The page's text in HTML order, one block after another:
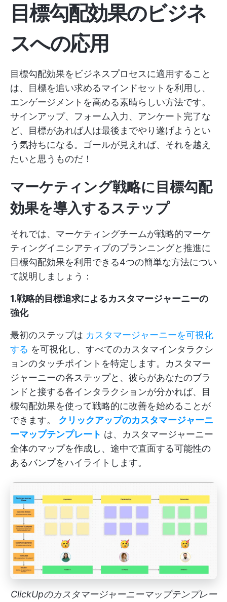
目標勾配効果のビジネ
スへの応用
目標勾配効果をビジネスプロセスに適用すること
は、目標を追い求めるマインドセットを利用し、
エンゲージメントを高める素晴らしい方法です。
サインアップ、フォーム入力、アンケート完了な
ど、目標があれば人は最後までやり遂げようとい
う気持ちになる。ゴールが見えれば、それを越え
たいと思うものだ！
マーケティング戦略に目標勾配
効果を導入するステップ
それでは、マーケティングチームが戦略的マーケ
ティングイニシアティブのプランニングと推進に
目標勾配効果を利用できる4つの簡単な方法につい
て説明しましょう：
1.戦略的目標追求によるカスタマージャーニーの
強化
最初のステップは カスタマージャーニーを可視化
する を可視化し、すべてのカスタマインタラクシ
ョンのタッチポイントを特定します。カスタマー
ジャーニーの各ステップと、彼らがあなたのブラ
ンドと接する各インタラクションが分かれば、目
標勾配効果を使って戦略的に改善を始めることが
できます。 クリックアップのカスタマージャーニ
ーマップテンプレート は、カスタマージャーニー
全体のマップを作成し、途中で直面する可能性の
あるバンプをハイライトします。
ClickUpのカスタマージャーニーマップテンプレー